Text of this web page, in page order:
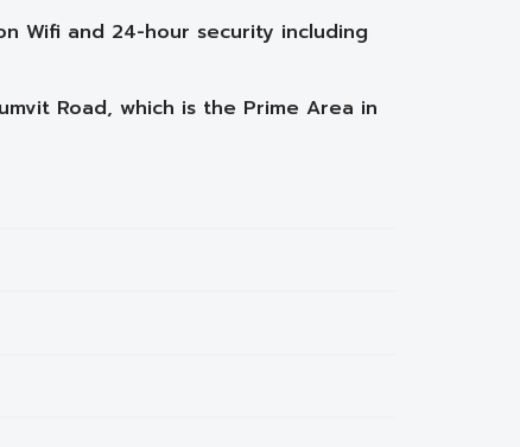
Wifi and 24-hour security including
Road, which is the Prime Area in